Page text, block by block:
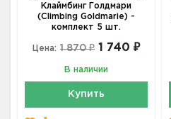
Клаймбинг Голдмари
(Climbing Goldmarie) -
комплект 5 шт.
Цена: 1 870 ₽ 1 740 ₽
В наличии
Купить